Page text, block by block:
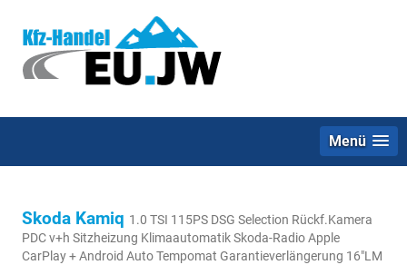
Menü
Skoda Kamiq 1.0 TSI 115PS DSG Selection Rückf.Kamera
PDC v+h Sitzheizung Klimaautomatik Skoda-Radio Apple
CarPlay + Android Auto Tempomat Garantieverlängerung 16"LM